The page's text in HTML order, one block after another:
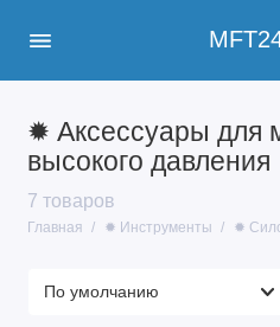
✹ Аксессуары для
высокого давления
7 товаров
Главная ✹ Инструменты ✹